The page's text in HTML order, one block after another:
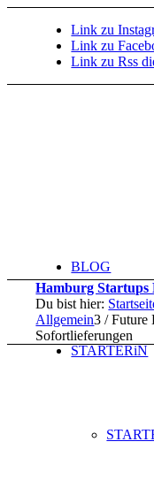
Link zu
Link zu
Link zu Rss
BLOG
STARTERiN
Hamburg Startups
Du bist hier:
Allgemein3 / Future
Sofortlieferungen